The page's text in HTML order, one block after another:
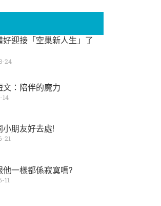
好迎接「空巢新人生」了
24
文：陪伴的魔力
14
小朋友好去處!
21
他一樣都係寂寞嗎?
11